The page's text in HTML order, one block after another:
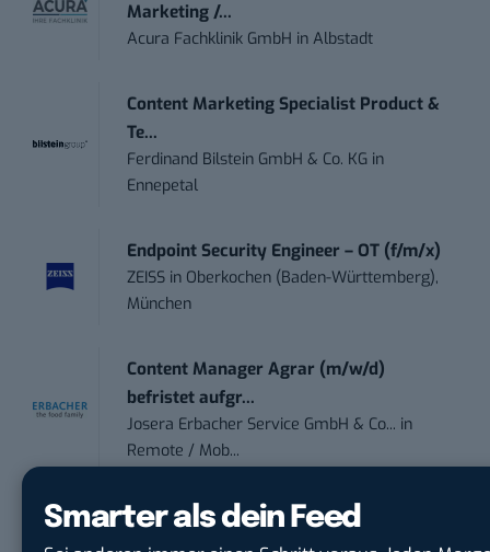
Smarter als dein Feed
Marketing /...
Acura Fachklinik GmbH inAlbstadt
Content Marketing Specialist Product &
Te...
Ferdinand Bilstein GmbH & Co. KG in
Ennepetal
Endpoint Security Engineer – OT (f/m/x)
ZEISS in Oberkochen (Baden-Württemberg),
München
Content Manager Agrar (m/w/d)
befristet aufgr...
Josera Erbacher Service GmbH & Co... in
Remote / Mob...
Social Media Manager (m/w/d)
BANNERKÖNIG GmbH inGelsenkirchen